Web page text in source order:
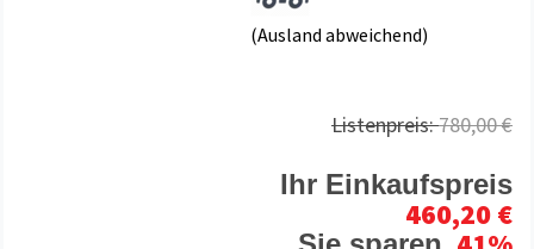
(Ausland abweichend)
Listenpreis:780,00 €
Ihr Einkaufspreis
460,20 €